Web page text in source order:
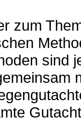
zum
sind